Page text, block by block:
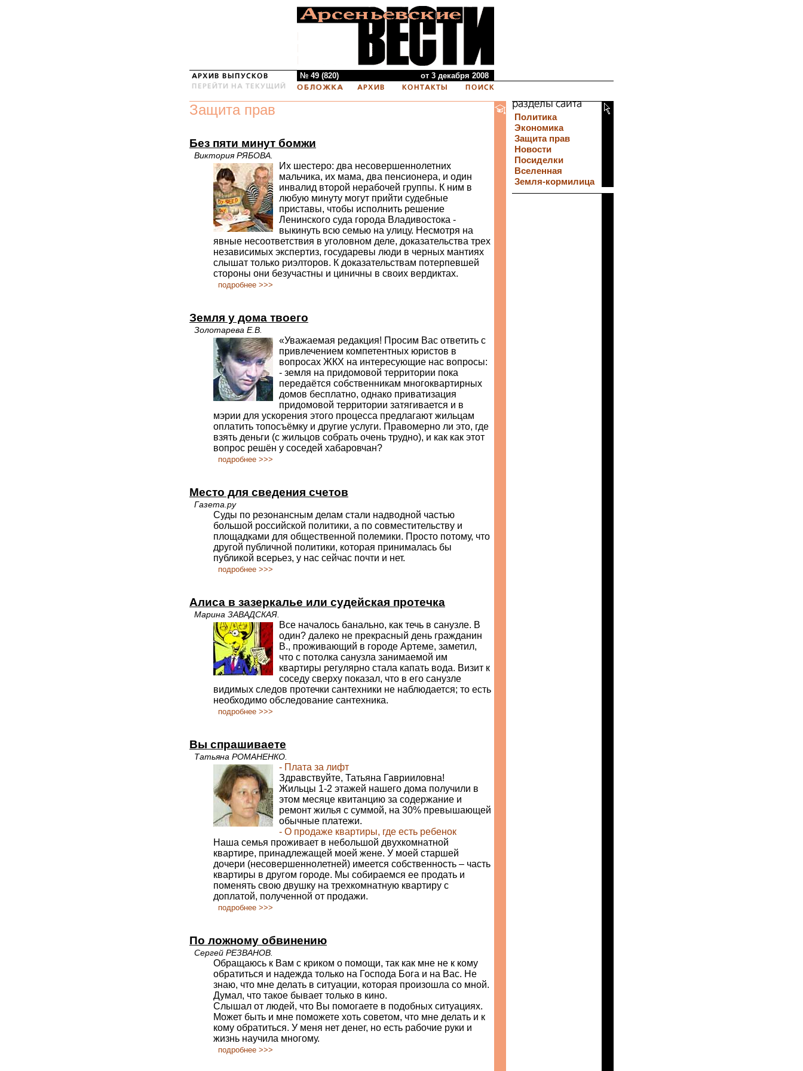
№ 49 (820) от 3 декабря 2008
Защита прав
Без пяти минут бомжи
Виктория РЯБОВА.
Их шестеро: два несовершеннолетних
мальчика, их мама, два пенсионера, и один
инвалид второй нерабочей группы. К ним в
любую минуту могут прийти судебные
приставы, чтобы исполнить решение
Ленинского суда города Владивостока -
выкинуть всю семью на улицу. Несмотря на
явные несоответствия в уголовном деле, доказательства трех
независимых экспертиз, государевы люди в черных мантиях
слышат только риэлторов. К доказательствам потерпевшей
стороны они безучастны и циничны в своих вердиктах.
подробнее >>>
Земля у дома твоего
Золотарева Е.В.
«Уважаемая редакция! Просим Вас ответить с
привлечением компетентных юристов в
вопросах ЖКХ на интересующие нас вопросы:
- земля на придомовой территории пока
передаётся собственникам многоквартирных
домов бесплатно, однако приватизация
придомовой территории затягивается и в
мэрии для ускорения этого процесса предлагают жильцам
оплатить топосъёмку и другие услуги. Правомерно ли это, где
взять деньги (с жильцов собрать очень трудно), и как как этот
вопрос решён у соседей хабаровчан?
подробнее >>>
Место для сведения счетов
Газета.ру
Суды по резонансным делам стали надводной частью
большой российской политики, а по совместительству и
площадками для общественной полемики. Просто потому, что
другой публичной политики, которая принималась бы
публикой всерьез, у нас сейчас почти и нет.
подробнее >>>
Алиса в зазеркалье или судейская протечка
Марина ЗАВАДСКАЯ.
Все началось банально, как течь в санузле. В
один? далеко не прекрасный день гражданин
В., проживающий в городе Артеме, заметил,
что с потолка санузла занимаемой им
квартиры регулярно стала капать вода. Визит к
соседу сверху показал, что в его санузле
видимых следов протечки сантехники не наблюдается; то есть
необходимо обследование сантехника.
подробнее >>>
Вы спрашиваете
Татьяна РОМАНЕНКО.
- Плата за лифт
Здравствуйте, Татьяна Гаврииловна!
Жильцы 1-2 этажей нашего дома получили в
этом месяце квитанцию за содержание и
ремонт жилья с суммой, на 30% превышающей
обычные платежи.
- О продаже квартиры, где есть ребенок
Наша семья проживает в небольшой двухкомнатной
квартире, принадлежащей моей жене. У моей старшей
дочери (несовершеннолетней) имеется собственность – часть
квартиры в другом городе. Мы собираемся ее продать и
поменять свою двушку на трехкомнатную квартиру с
доплатой, полученной от продажи.
подробнее >>>
По ложному обвинению
Сергей РЕЗВАНОВ.
Обращаюсь к Вам с криком о помощи, так как мне не к кому
обратиться и надежда только на Господа Бога и на Вас. Не
знаю, что мне делать в ситуации, которая произошла со мной.
Думал, что такое бывает только в кино.
Слышал от людей, что Вы помогаете в подобных ситуациях.
Может быть и мне поможете хоть советом, что мне делать и к
кому обратиться. У меня нет денег, но есть рабочие руки и
жизнь научила многому.
подробнее >>>
Политика
Экономика
Защита прав
Новости
Посиделки
Вселенная
Земля-кормилица